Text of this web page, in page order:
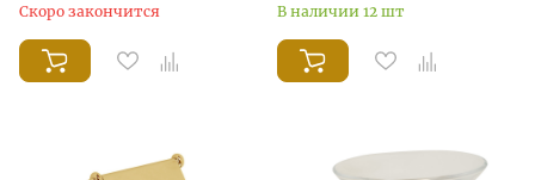
Скоро закончится В наличии 12 шт